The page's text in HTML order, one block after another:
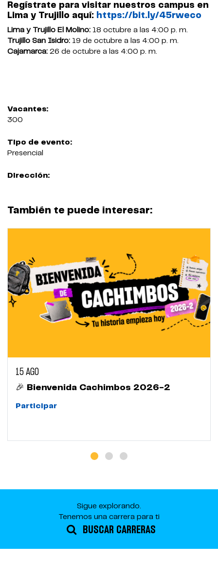
Regístrate para visitar nuestros campus en
Lima y Trujillo aquí: https://bit.ly/45rweco
Lima y Trujillo El Molino: 18 octubre a las 4:00 p. m.
Trujillo San Isidro: 19 de octubre a las 4:00 p. m.
Cajamarca: 26 de octubre a las 4:00 p. m.
Vacantes:
300
Tipo de evento:
Presencial
Dirección:
También te puede interesar:
15 AGO
🎉 Bienvenida Cachimbos 2026-2
Participar
Sigue explorando.
Tenemos una carrera para ti
BUSCAR CARRERAS